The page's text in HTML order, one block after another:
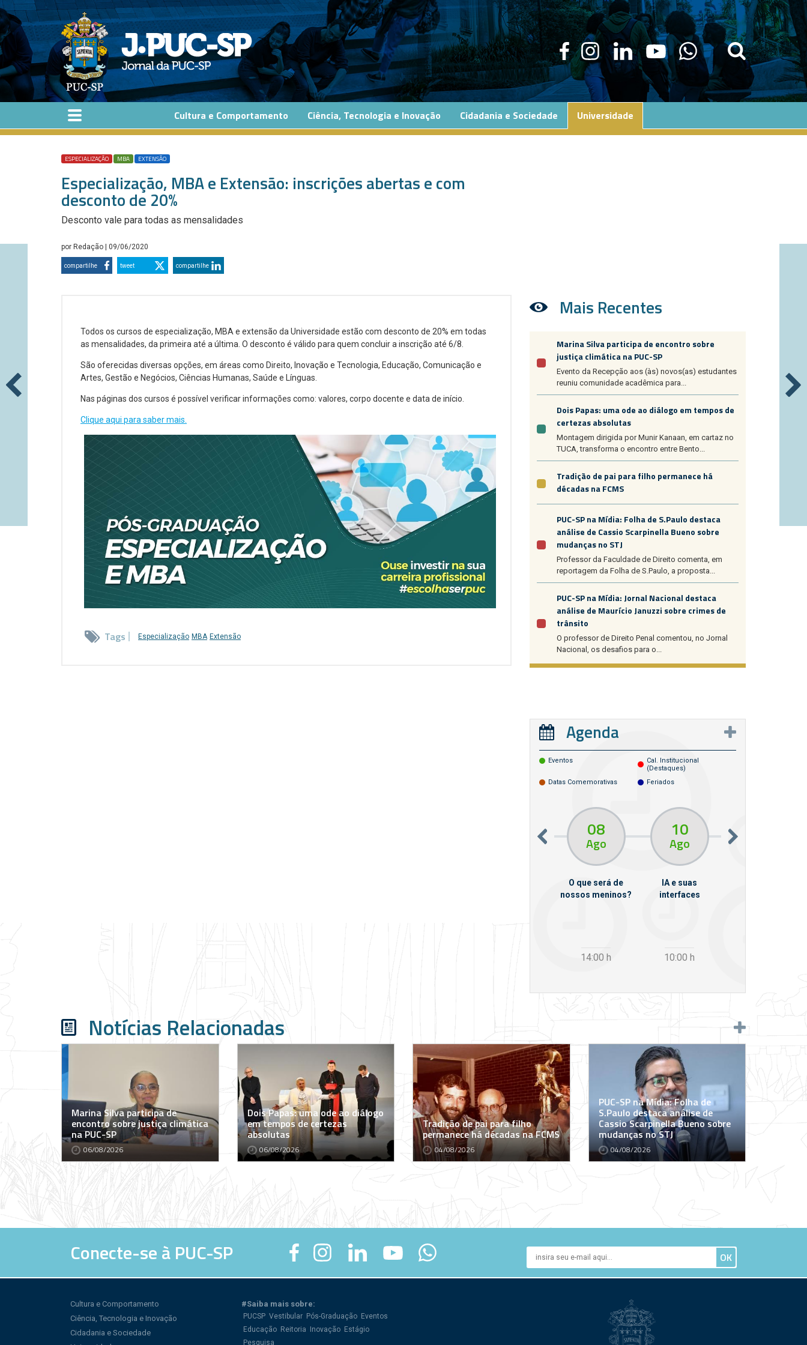
Pular para o conteúdo principal
Cultura e Comportamento Ciência, Tecnologia e Inovação Cidadania e Sociedade Universidade
ESPECIALIZAÇÃO MBA EXTENSÃO
Especialização, MBA e Extensão: inscrições abertas e com
desconto de 20%
Desconto vale para todas as mensalidades
por Redação | 09/06/2020
compartilhe tweet compartilhe
Todos os cursos de especialização, MBA e extensão da Universidade estão com desconto de 20% em todas
as mensalidades, da primeira até a última. O desconto é válido para quem concluir a inscrição até 6/8.
São oferecidas diversas opções, em áreas como Direito, Inovação e Tecnologia, Educação, Comunicação e
Artes, Gestão e Negócios, Ciências Humanas, Saúde e Línguas.
Nas páginas dos cursos é possível verificar informações como: valores, corpo docente e data de início.
Clique aqui para saber mais.
Tags Especialização MBA Extensão
Mais Recentes
Marina Silva participa de encontro sobre
justiça climática na PUC-SP
Evento da Recepção aos (às) novos(as) estudantes
reuniu comunidade acadêmica para...
Dois Papas: uma ode ao diálogo em tempos de
certezas absolutas
Montagem dirigida por Munir Kanaan, em cartaz no
TUCA, transforma o encontro entre Bento...
Tradição de pai para filho permanece há
décadas na FCMS
PUC-SP na Mídia: Folha de S.Paulo destaca
análise de Cassio Scarpinella Bueno sobre
mudanças no STJ
Professor da Faculdade de Direito comenta, em
reportagem da Folha de S.Paulo, a proposta...
PUC-SP na Mídia: Jornal Nacional destaca
análise de Maurício Januzzi sobre crimes de
trânsito
O professor de Direito Penal comentou, no Jornal
Nacional, os desafios para o...
Agenda
Eventos
Cal. Institucional
(destaques)
Datas Comemorativas
Feriados
08
Ago
O que será de
nossos meninos?
14:00 h
10
Ago
IA e suas
interfaces
10:00 h
Notícias Relacionadas
Marina Silva participa de
encontro sobre justiça climática
na PUC-SP
06/08/2026
Dois Papas: uma ode ao diálogo
em tempos de certezas
absolutas
06/08/2026
Tradição de pai para filho
permanece há décadas na FCMS
04/08/2026
PUC-SP na Mídia: Folha de
S.Paulo destaca análise de
Cassio Scarpinella Bueno sobre
mudanças no STJ
04/08/2026
Conecte-se à PUC-SP
Cultura e Comportamento
Ciência, Tecnologia e Inovação
Cidadania e Sociedade
#Saiba mais sobre:
PUCSP Vestibular Pós-Graduação Eventos
Educação Reitoria Inovação Estágio
Pesquisa